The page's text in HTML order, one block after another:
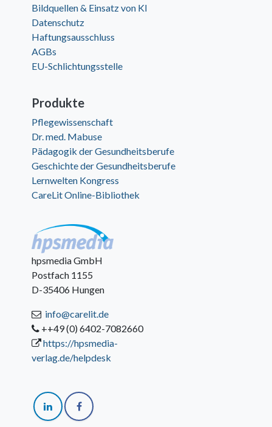
Bildquellen & Einsatz von KI
Datenschutz
Haftungsausschluss
AGBs
EU-Schlichtungsstelle
Produkte
Pflegewissenschaft
Dr. med. Mabuse
Pädagogik der Gesundheitsberufe
Geschichte der Gesundheitsberufe
Lernwelten Kongress
CareLit Online-Bibliothek
hpsmedia GmbH
Postfach 1155
D-35406 Hungen
info@carelit.de
++49 (0) 6402-7082660
https://hpsmedia-
verlag.de/helpdesk